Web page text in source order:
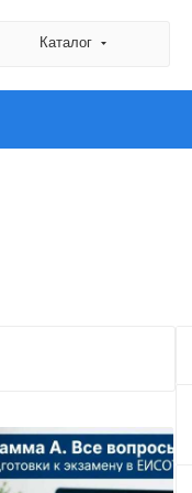
Каталог